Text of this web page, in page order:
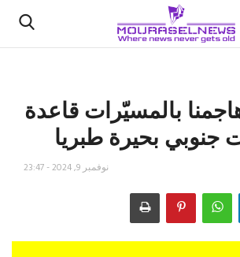
بالمسيّرات قاعدة
جنوبي بحيرة طبريا
نوفمبر 9, 2024 - 23:47